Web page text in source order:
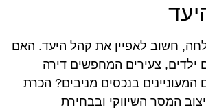
חשוב לאפיין את קהל היעד. האם
צעירים המחפשים דירה
בנכסים מניבים? הכרת
המסר השיווקי ובבחירת